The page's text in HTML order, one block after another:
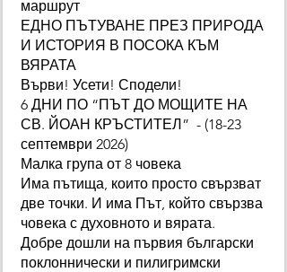
маршрут
ЕДНО ПЪТУВАНЕ ПРЕЗ ПРИРОДА
И ИСТОРИЯ В ПОСОКА КЪМ
ВЯРАТА
Върви! Усети! Сподели!
6 ДНИ ПО “ПЪТ ДО МОЩИТЕ НА
СВ. ЙОАН КРЪСТИТЕЛ” - (18-23
септември 2026)
Малка група от 8 човека
Има пътища, които просто свързват
две точки. И има Път, който свързва
човека с духовното и вярата.
Добре дошли на първия български
поклоннически и пилигримски